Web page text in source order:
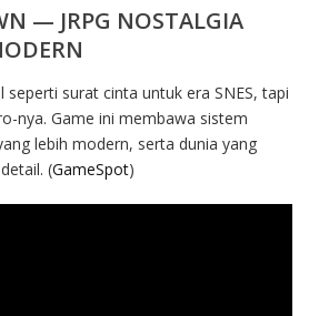
— JRPG NOSTALGIA
seperti surat cinta untuk era SNES, tapi
nya. Game ini membawa sistem
lebih modern, serta dunia yang
(GameSpot)